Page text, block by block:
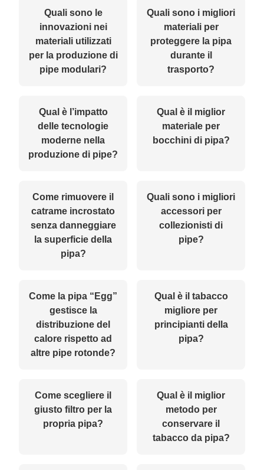
Quali sono le
innovazioni nei
materiali utilizzati
per la produzione di
pipe modulari?
Quali sono i migliori
materiali per
proteggere la pipa
durante il
trasporto?
Qual è l’impatto
delle tecnologie
moderne nella
produzione di pipe?
Qual è il miglior
materiale per
bocchini di pipa?
Come rimuovere il
catrame incrostato
senza danneggiare
la superficie della
pipa?
Quali sono i migliori
accessori per
collezionisti di
pipe?
Come la pipa “Egg”
gestisce la
distribuzione del
calore rispetto ad
altre pipe rotonde?
Qual è il tabacco
migliore per
principianti della
pipa?
Come scegliere il
giusto filtro per la
propria pipa?
Qual è il miglior
metodo per
conservare il
tabacco da pipa?